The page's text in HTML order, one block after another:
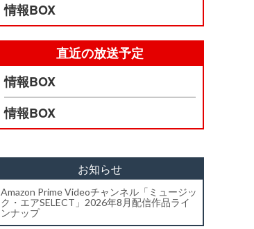
情報BOX
直近の放送予定
情報BOX
情報BOX
お知らせ
Amazon Prime Videoチャンネル「ミュージッ
ク・エアSELECT」2026年8月配信作品ライ
ンナップ